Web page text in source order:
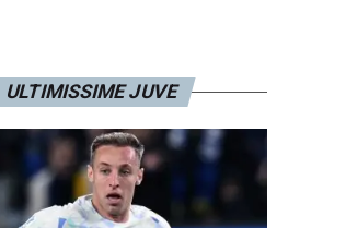
ULTIMISSIME JUVE